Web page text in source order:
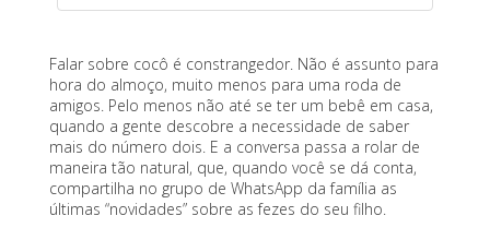
Falar sobre cocô é constrangedor. Não é assunto para
hora do almoço, muito menos para uma roda de
amigos. Pelo menos não até se ter um bebê em casa,
quando a gente descobre a necessidade de saber
mais do número dois . E a conversa passa a rolar de
maneira tão natural, que, quando você se dá conta,
compartilha no grupo de WhatsApp da família as
últimas “novidades” sobre as fezes do seu filho.